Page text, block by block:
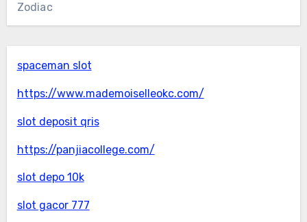
Zodiac
spaceman slot
https://www.mademoiselleokc.com/
slot deposit qris
https://panjiacollege.com/
slot depo 10k
slot gacor 777